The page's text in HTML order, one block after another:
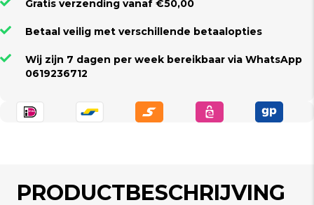
Gratis verzending vanaf €50,00
Betaal veilig met verschillende betaalopties
Wij zijn 7 dagen per week bereikbaar via WhatsApp
0619236712
PRODUCTBESCHRIJVING